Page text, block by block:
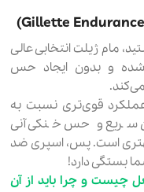
مام ژیلت انتخابی عالی
و بدون ایجاد حس
قوی‌تری نسبت به
سریع و حس خنکی آنی
است. پس، اسپری ضد
بستگی دارد!
چیست و چرا باید از آن